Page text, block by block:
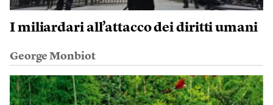
I miliardari all’attacco dei diritti umani
George Monbiot